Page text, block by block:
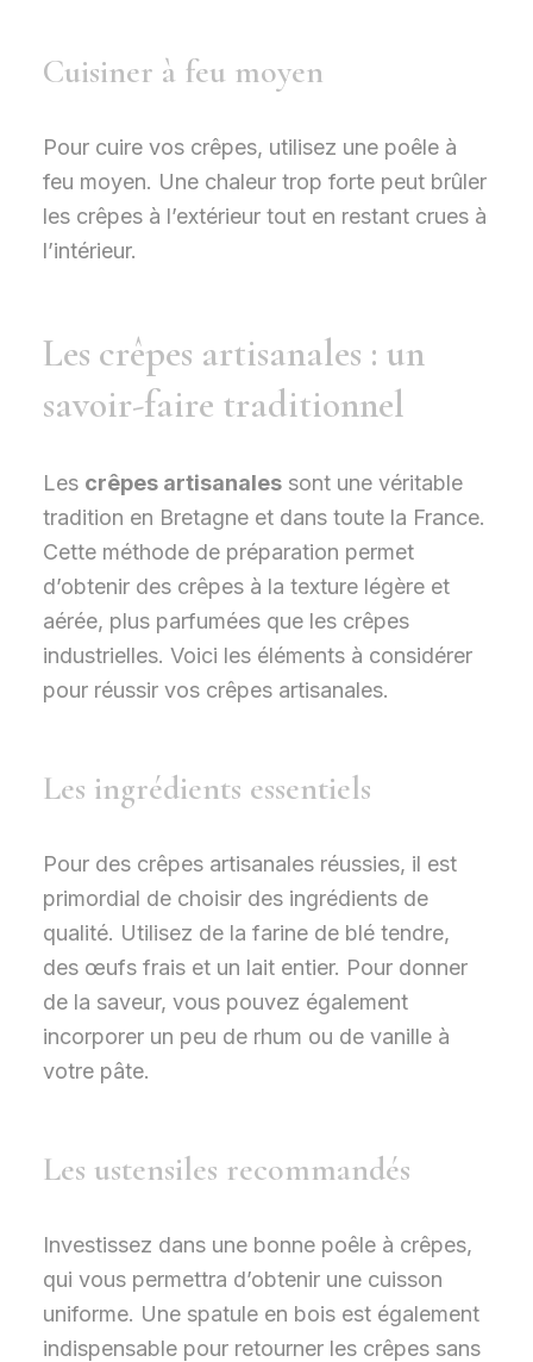
Cuisiner à feu moyen
Pour cuire vos crêpes, utilisez une poêle à
feu moyen. Une chaleur trop forte peut brûler
les crêpes à l’extérieur tout en restant crues à
l’intérieur.
Les crêpes artisanales : un
savoir-faire traditionnel
Les crêpes artisanalessont une véritable
tradition en Bretagne et dans toute la France.
Cette méthode de préparation permet
d’obtenir des crêpes à la texture légère et
aérée, plus parfumées que les crêpes
industrielles. Voici les éléments à considérer
pour réussir vos crêpes artisanales.
Les ingrédients essentiels
Pour des crêpes artisanales réussies, il est
primordial de choisir des ingrédients de
qualité. Utilisez de la farine de blé tendre,
des œufs frais et un lait entier. Pour donner
de la saveur, vous pouvez également
incorporer un peu de rhum ou de vanille à
votre pâte.
Les ustensiles recommandés
Investissez dans une bonne poêle à crêpes,
qui vous permettra d’obtenir une cuisson
uniforme. Une spatule en bois est également
indispensable pour retourner les crêpes sans